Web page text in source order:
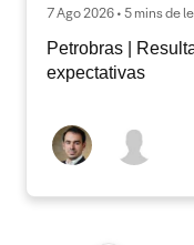
7 Ago 2026 • 5 mins de
Petrobras |
expectativas